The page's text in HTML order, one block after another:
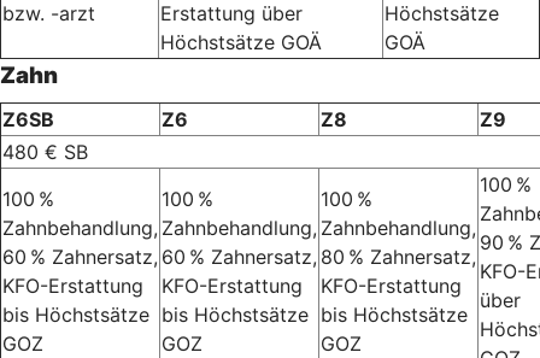
bzw. -arzt
Erstattung über
Höchstsätze GOÄ
Höchstsätze
GOÄ
Zahn
Z6SB Z6 Z8
Z9
480 € SB
100 %
Zahnbehandlung,
60 % Zahnersatz,
KFO-Erstattung
bis Höchstsätze
GOZ
100 %
Zahnbehandlung,
60 % Zahnersatz,
KFO-Erstattung
bis Höchstsätze
GOZ
100 %
Zahnbehandlung,
80 % Zahnersatz,
KFO-Erstattung
bis Höchstsätze
GOZ
100 %
90 %
KFO-
über